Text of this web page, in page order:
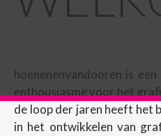
hoenenenvandooren is
enthousiasme voor het
de loop der jaren heeft het
in het ontwikkelen van